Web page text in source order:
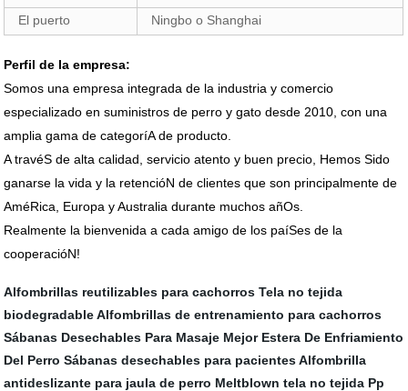
El puerto Ningbo o Shanghai
Perfil de la empresa:
Somos una empresa integrada de la industria y comercio
especializado en suministros de perro y gato desde 2010, con una
amplia gama de categoríA de producto.
A travéS de alta calidad, servicio atento y buen precio, Hemos Sido
ganarse la vida y la retencióN de clientes que son principalmente de
AméRica, Europa y Australia durante muchos añOs.
Realmente la bienvenida a cada amigo de los paíSes de la
cooperacióN!
Alfombrillas reutilizables para cachorros Tela no tejida
biodegradable Alfombrillas de entrenamiento para cachorros
Sábanas Desechables Para Masaje Mejor Estera De Enfriamiento
Del Perro Sábanas desechables para pacientes Alfombrilla
antideslizante para jaula de perro Meltblown tela no tejida Pp